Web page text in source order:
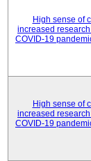
High sense of
increased
COVID-19
High sense of
increased
COVID-19